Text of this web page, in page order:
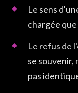
Le sens
chargée
Le refus de
se souvenir,
pas